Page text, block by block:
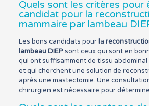
Quels sont les critères pour
candidat pour la
mammaire par lambeau
Les bons candidats pour la
lambeau DIEPsont ceux qui sont en
qui ont suffisamment de tissu
et qui cherchent une solution de
après une mastectomie. Une
chirurgien est nécessaire pour